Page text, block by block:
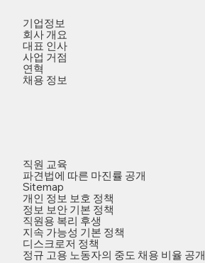
기업정보
회사 개요
대표 인사
사업 거점
연혁
채용 정보
직원 교육
파견법에 따른 마진률 공개
Sitemap
개인 정보 보호 정책
정보 보안 기본 정책
직원용 복리 후생
지속 가능성 기본 정책
디스크로저 정책
정규 고용 노동자의 중도 채용 비율 공개